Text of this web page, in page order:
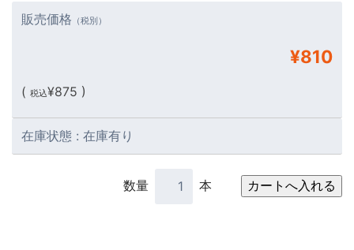
販売価格 （税別）
¥810
( 税込¥875 )
在庫状態 : 在庫有り
数量 本